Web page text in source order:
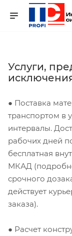
Услуги,
● Поставка
транспортом в
интервалы.
рабочих дней
бесплатная
МКАД
срочного
действует
заказа).
● Расчет